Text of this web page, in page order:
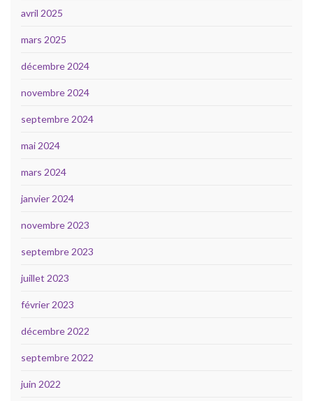
avril 2025
mars 2025
décembre 2024
novembre 2024
septembre 2024
mai 2024
mars 2024
janvier 2024
novembre 2023
septembre 2023
juillet 2023
février 2023
décembre 2022
septembre 2022
juin 2022